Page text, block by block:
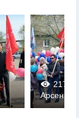
2178
0
Арсеньев